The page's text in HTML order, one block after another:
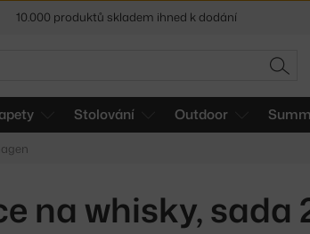
Stolování Outdoor
na whisky, sada
10.000 produktů skladem ihned k dodání